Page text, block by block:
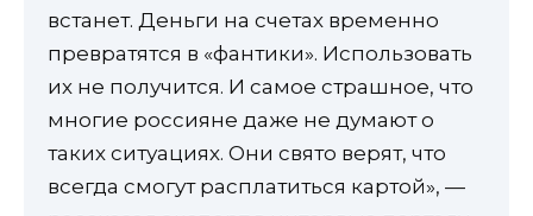
встанет. Деньги на счетах временно
превратятся в «фантики». Использовать
их не получится. И самое страшное, что
многие россияне даже не думают о
таких ситуациях. Они свято верят, что
всегда смогут расплатиться картой», —